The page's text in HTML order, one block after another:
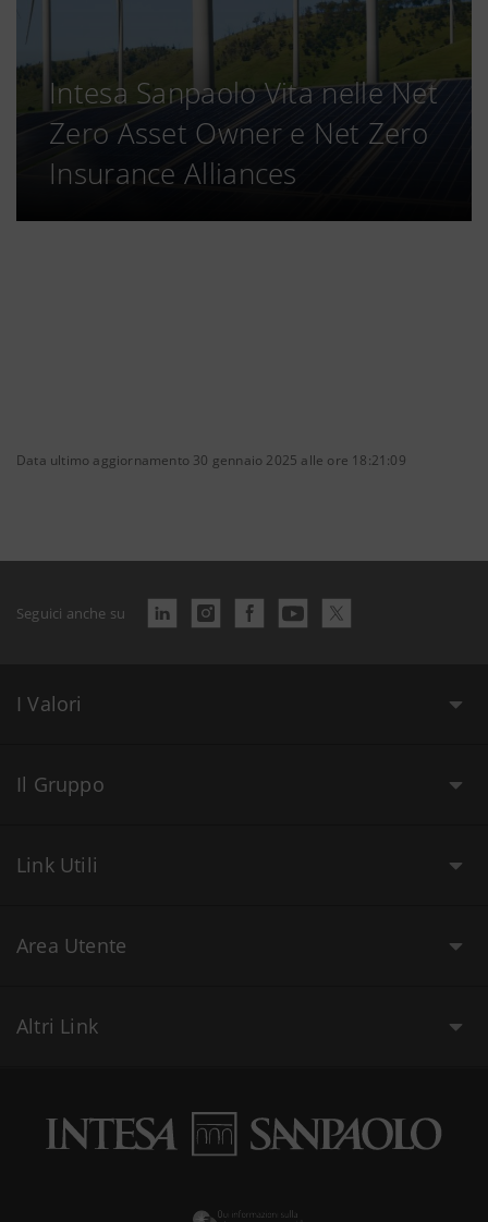
Intesa Sanpaolo Vita nelle Net
Zero Asset Owner e Net Zero
Insurance Alliances
Data ultimo aggiornamento 30 gennaio 2025 alle ore 18:21:09
Seguici anche su
I Valori
Il Gruppo
Link Utili
Area Utente
Altri Link